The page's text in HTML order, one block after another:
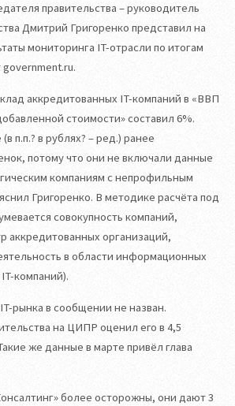
правительства – руководитель
Дмитрий Григоренко представил на
мониторинга IT-отрасли по итогам
government.ru.
аккредитованных IT-компаний в «ВВП
стоимости» составил 6%.
п.п.? в рублях? – ред.) ранее
потому что они не включали данные
компаниям с непрофильным
Григоренко. В методике расчёта под
совокупность компаний,
аккредитованных организаций,
в области информационных
компаний).
рынка в сообщении не назван.
на ЦИПР оценил его в 4,5
же данные в марте привёл глава
более осторожны, они дают 3